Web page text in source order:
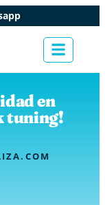
en
tuning!